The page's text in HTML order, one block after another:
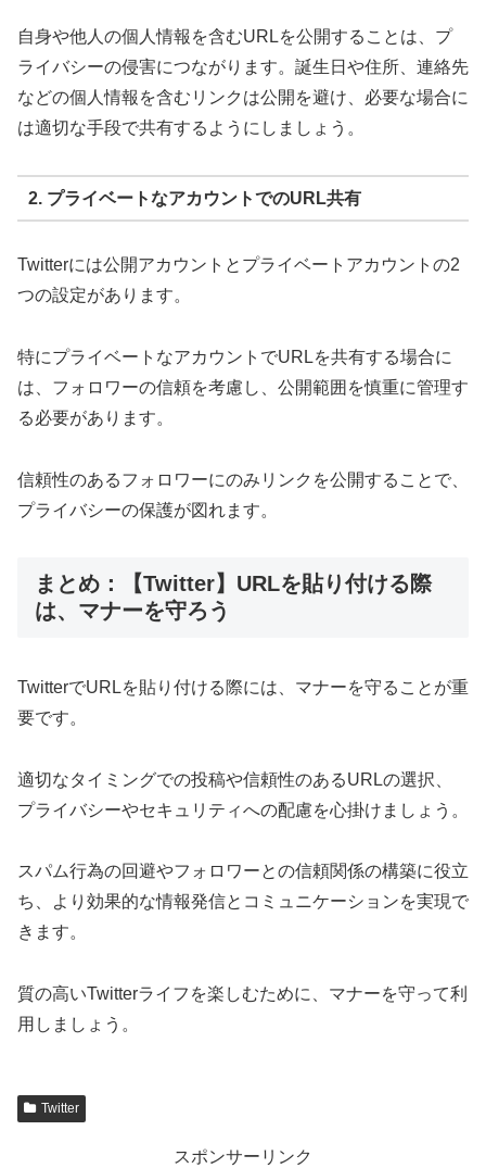
自身や他人の個人情報を含むURLを公開することは、プ
ライバシーの侵害につながります。誕生日や住所、連絡先
などの個人情報を含むリンクは公開を避け、必要な場合に
は適切な手段で共有するようにしましょう。
2. プライベートなアカウントでのURL共有
Twitterには公開アカウントとプライベートアカウントの2
つの設定があります。
特にプライベートなアカウントでURLを共有する場合に
は、フォロワーの信頼を考慮し、公開範囲を慎重に管理す
る必要があります。
信頼性のあるフォロワーにのみリンクを公開することで、
プライバシーの保護が図れます。
まとめ：【Twitter】URLを貼り付ける際
は、マナーを守ろう
TwitterでURLを貼り付ける際には、マナーを守ることが重
要です。
適切なタイミングでの投稿や信頼性のあるURLの選択、
プライバシーやセキュリティへの配慮を心掛けましょう。
スパム行為の回避やフォロワーとの信頼関係の構築に役立
ち、より効果的な情報発信とコミュニケーションを実現で
きます。
質の高いTwitterライフを楽しむために、マナーを守って利
用しましょう。
Twitter
スポンサーリンク